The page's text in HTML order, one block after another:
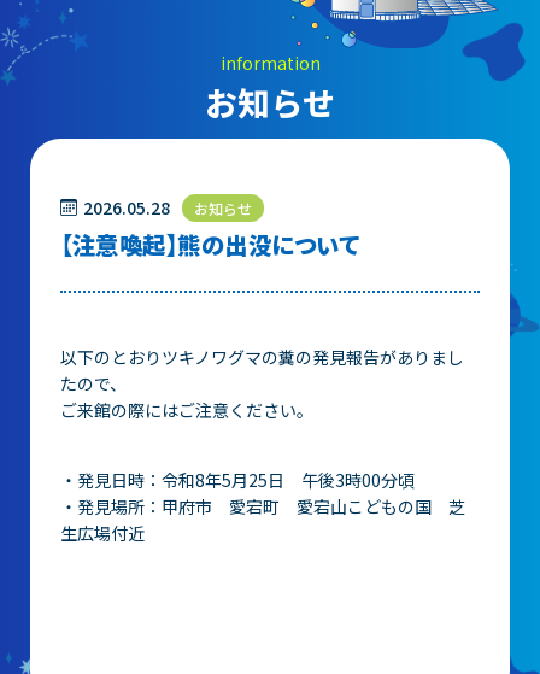
山梨県立科学館について
2026年度の利用はこちら
フロアガイド
展望テラス・円形広場
スペースシアター
information
お知らせ
2026.05.28
【注意喚起】熊の出没について
以下のとおりツキノワグマの糞の発見報告がありまし
たので、
ご来館の際にはご注意ください。
・発見日時：令和8年5月25日 午後3時00分頃
・発見場所：甲府市 愛宕町 愛宕山こどもの国 芝
生広場付近